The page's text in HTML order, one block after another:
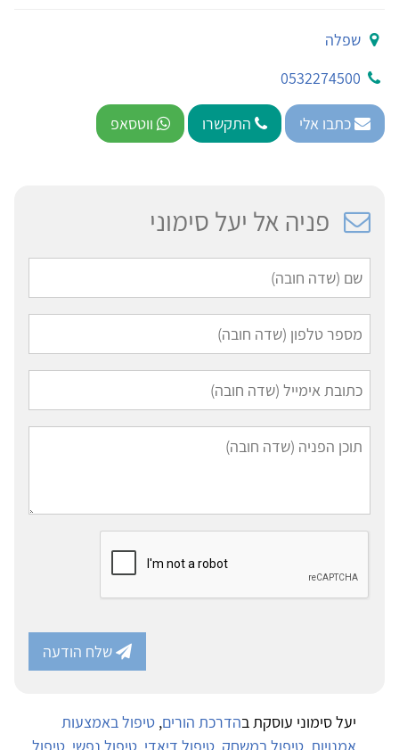
שפלה
0532274500
כתבו אלי התקשרו ווטסאפ
פניה אל יעל סימוני
שלח הודעה
יעל סימוני עוסקת בהדרכת הורים, טיפול באמצעות